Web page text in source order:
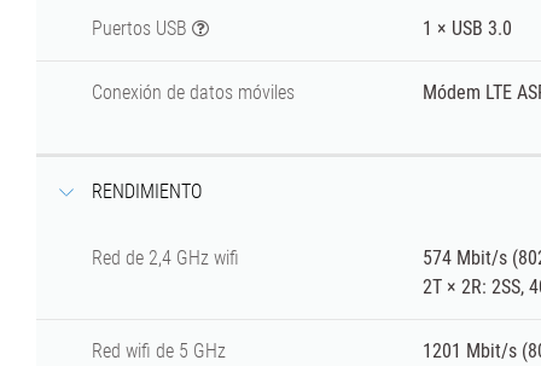
Puertos USB 1 × USB 3.0
Conexión de datos móviles Módem LTE
RENDIMIENTO
Red de 2,4 GHz wifi
574 Mbit/s
2T × 2R: 2SS,
Red wifi de 5 GHz
1201 Mbit/s